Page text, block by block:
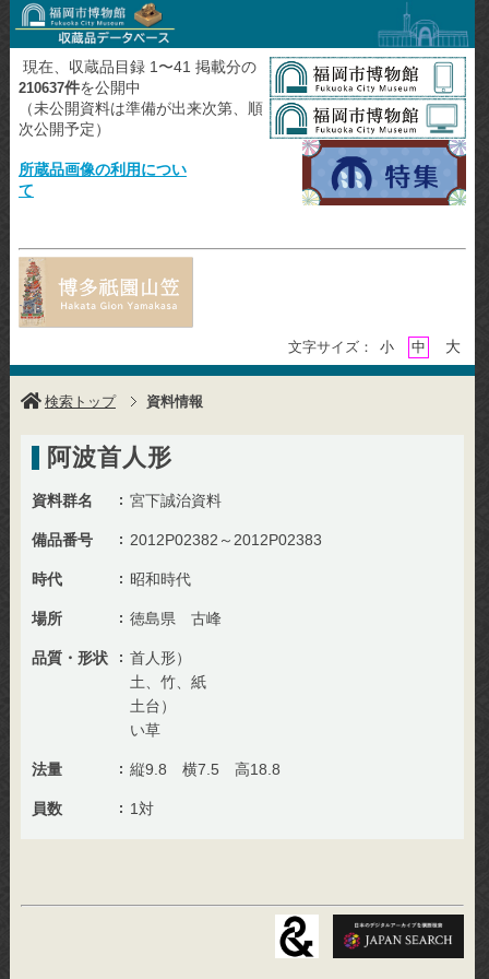
現在、収蔵品目録 1〜41 掲載分の
210637件を公開中
（未公開資料は準備が出来次第、順
次公開予定）
所蔵品画像の利用につい
て
文字サイズ： 小 中 大
検索トップ 資料情報
阿波首人形
資料群名 宮下誠治資料
備品番号 2012P02382～2012P02383
時代 昭和時代
場所 徳島県 古峰
品質・形状
首人形）
土、竹、紙
土台）
い草
法量 縦9.8 横7.5 高18.8
員数 1対